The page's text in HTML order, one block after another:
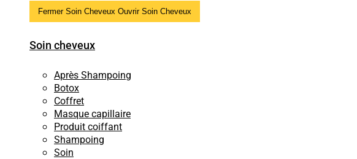
Fermer Soin Cheveux Ouvrir Soin Cheveux
Soin cheveux
Après Shampoing
Botox
Coffret
Masque capillaire
Produit coiffant
Shampoing
Soin